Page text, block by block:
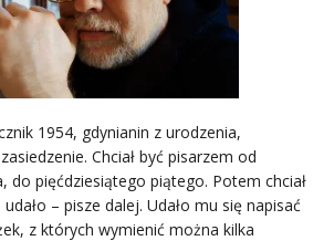
1954, gdynianin z urodzenia,
Chciał być pisarzem od
do pięćdziesiątego piątego. Potem chciał
– pisze dalej. Udało mu się napisać
z których wymienić można kilka